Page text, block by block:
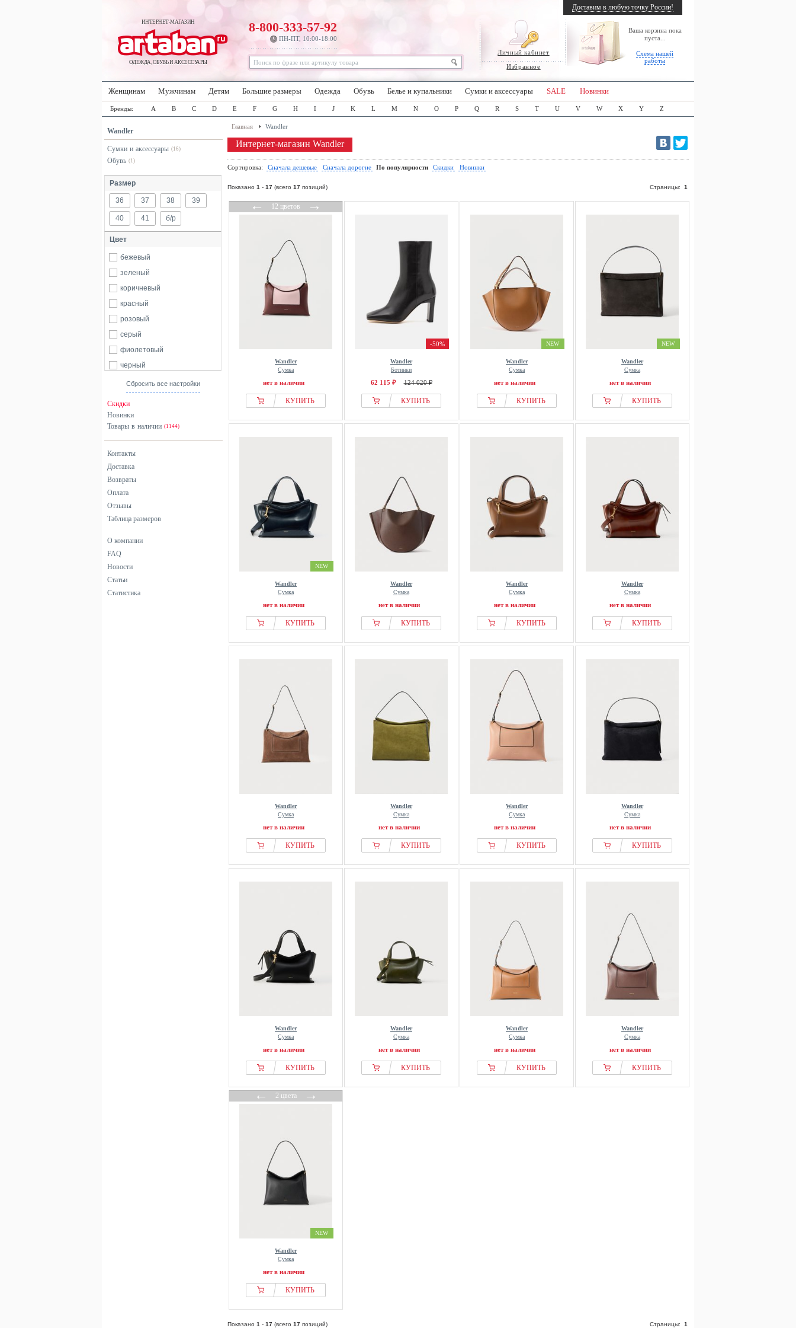
ИНТЕРНЕТ-МАГАЗИН
ОДЕЖДА, ОБУВЬ И АКСЕССУАРЫ
Личный кабинет
Избранное
Ваша корзина пока
пуста...
Схема нашей
работы
8-800-333-57-92
ПН-ПТ, 10:00-18:00
Доставим в любую точку России!
Женщинам Мужчинам Детям Большие размеры Одежда Обувь Белье и купальники Сумки и аксессуары SALE Новинки
Бренды: A B C D E F G H I J K L M N O P Q R S T U V W X Y Z
Wandler
Сумки и аксессуары (16)
Обувь (1)
Размер
36 37 38 39
40 41 б/р
Цвет
бежевый
зеленый
коричневый
красный
розовый
серый
фиолетовый
черный
Сбросить все настройки
Скидки
Новинки
Товары в наличии (1144)
Контакты
Доставка
Возвраты
Оплата
Отзывы
Таблица размеров
О компании
FAQ
Новости
Статьи
Статистика
Главная Wandler
Интернет-магазин Wandler
Сортировка: Сначала дешевые Сначала дорогие По популярности Скидки Новинки
Показано 1 - 17 (всего 17 позиций) Страницы: 1
←12 цветов→
Wandler
Сумка
нет в наличии
КУПИТЬ
-50%
Wandler
Ботинки
62 115 ₽ 124 020 ₽
КУПИТЬ
NEW
Wandler
Сумка
нет в наличии
КУПИТЬ
NEW
Wandler
Сумка
нет в наличии
КУПИТЬ
NEW
Wandler
Сумка
нет в наличии
КУПИТЬ
Wandler
Сумка
нет в наличии
КУПИТЬ
Wandler
Сумка
нет в наличии
КУПИТЬ
Wandler
Сумка
нет в наличии
КУПИТЬ
Wandler
Сумка
нет в наличии
КУПИТЬ
Wandler
Сумка
нет в наличии
КУПИТЬ
Wandler
Сумка
нет в наличии
КУПИТЬ
Wandler
Сумка
нет в наличии
КУПИТЬ
Wandler
Сумка
нет в наличии
КУПИТЬ
Wandler
Сумка
нет в наличии
КУПИТЬ
Wandler
Сумка
нет в наличии
КУПИТЬ
Wandler
Сумка
нет в наличии
КУПИТЬ
←2 цвета→
NEW
Wandler
Сумка
нет в наличии
КУПИТЬ
Показано 1 - 17 (всего 17 позиций) Страницы: 1